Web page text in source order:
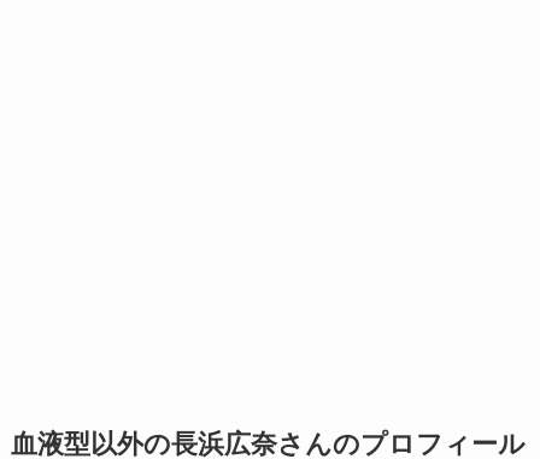
血液型以外の長浜広奈さんのプロフィール